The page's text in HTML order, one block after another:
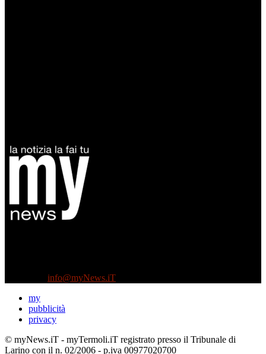
info@myNews.iT
my
pubblicità
privacy
© myNews.iT - myTermoli.iT registrato presso il Tribunale di
Larino con il n. 02/2006 - p.iva 00977020700